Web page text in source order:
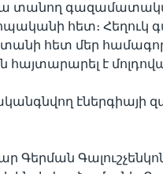
տանող
հետ։ Հեղուկ
հետ մեր
հայտարարել է
էներգիայի
Գալուշչենկոն